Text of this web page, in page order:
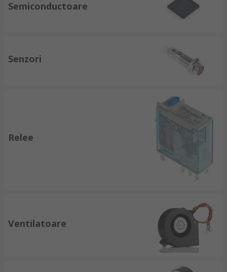
Semiconductoare
Senzori
Relee
Ventilatoare